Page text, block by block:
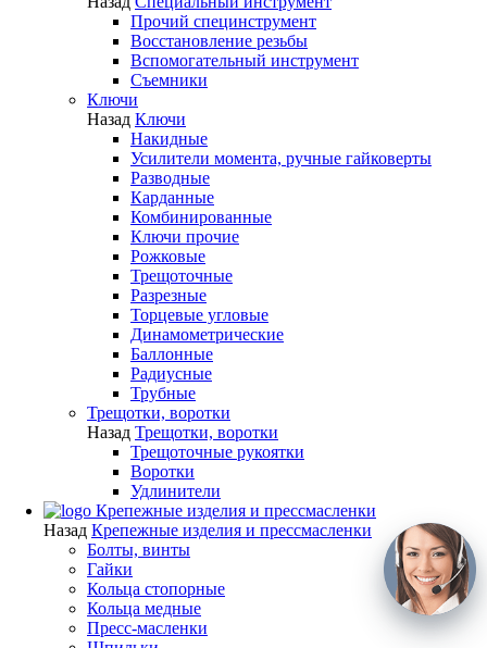
Прочий специнструмент
Восстановление резьбы
Вспомогательный инструмент
Съемники
Ключи
Назад Ключи
Накидные
Усилители момента, ручные гайковерты
Разводные
Карданные
Комбинированные
Ключи прочие
Рожковые
Трещоточные
Разрезные
Торцевые угловые
Динамометрические
Баллонные
Радиусные
Трубные
Трещотки, воротки
Назад Трещотки, воротки
Трещоточные рукоятки
Воротки
Удлинители
Крепежные изделия и прессмасленки
Назад Крепежные изделия и прессмасленки
Болты, винты
Гайки
Кольца стопорные
Кольца медные
Пресс-масленки